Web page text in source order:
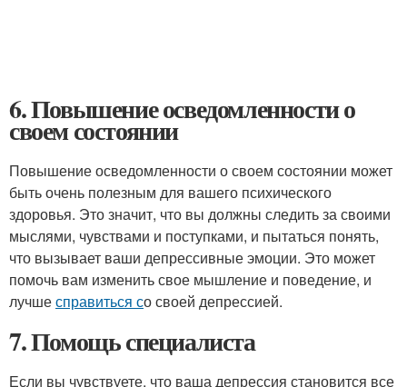
6. Повышение осведомленности о
своем состоянии
Повышение осведомленности о своем состоянии может
быть очень полезным для вашего психического
здоровья. Это значит, что вы должны следить за своими
мыслями, чувствами и поступками, и пытаться понять,
что вызывает ваши депрессивные эмоции. Это может
помочь вам изменить свое мышление и поведение, и
лучшесправиться со своей депрессией.
7. Помощь специалиста
Если вы чувствуете, что ваша депрессия становится все